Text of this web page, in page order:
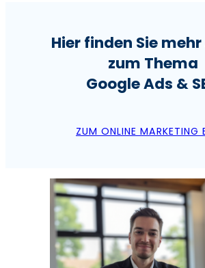
Hier finden Sie
zum Thema
Google Ads &
ZUM ONLINE MARKETING